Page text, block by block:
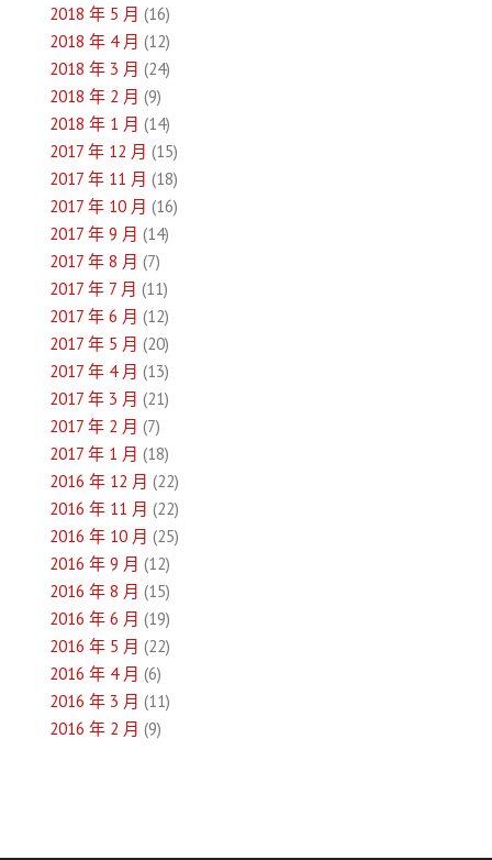
2018 年 5 月 (16)
2018 年 4 月 (12)
2018 年 3 月 (24)
2018 年 2 月 (9)
2018 年 1 月 (14)
2017 年 12 月 (15)
2017 年 11 月 (18)
2017 年 10 月 (16)
2017 年 9 月 (14)
2017 年 8 月 (7)
2017 年 7 月 (11)
2017 年 6 月 (12)
2017 年 5 月 (20)
2017 年 4 月 (13)
2017 年 3 月 (21)
2017 年 2 月 (7)
2017 年 1 月 (18)
2016 年 12 月 (22)
2016 年 11 月 (22)
2016 年 10 月 (25)
2016 年 9 月 (12)
2016 年 8 月 (15)
2016 年 6 月 (19)
2016 年 5 月 (22)
2016 年 4 月 (6)
2016 年 3 月 (11)
2016 年 2 月 (9)